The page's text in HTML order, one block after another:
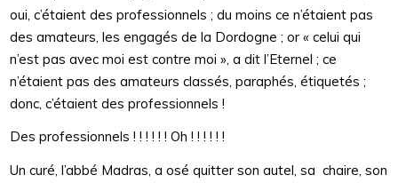
oui, c’étaient des professionnels ; du moins ce n’étaient pas
des amateurs, les engagés de la Dordogne ; or « celui qui
n’est pas avec moi est contre moi », a dit l’Eternel ; ce
n’étaient pas des amateurs classés, paraphés, étiquetés ;
donc, c’étaient des professionnels !
Des professionnels ! ! ! ! ! ! Oh ! ! ! ! ! !
Un curé, l’abbé Madras, a osé quitter son autel, sa chaire, son